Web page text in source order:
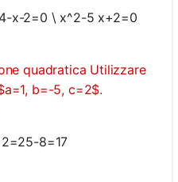
x-2=0 \ x^2-5 x+2=0
quadratica Utilizzare
b=-5, c=2$.
8=17